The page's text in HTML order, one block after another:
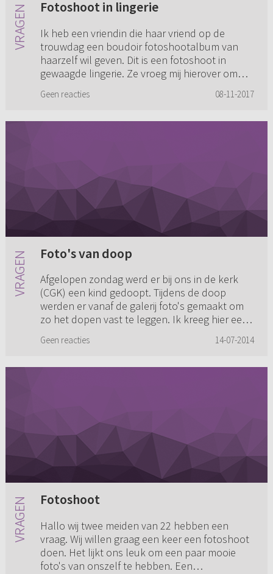
Fotoshoot in lingerie
Ik heb een vriendin die haar vriend op de
trouwdag een boudoir fotoshootalbum van
haarzelf wil geven. Dit is een fotoshoot in
gewaagde lingerie. Ze vroeg mij hierover om
Geen reacties 08-11-2017
Foto's van doop
Afgelopen zondag werd er bij ons in de kerk
(CGK) een kind gedoopt. Tijdens de doop
werden er vanaf de galerij foto's gemaakt om
zo het dopen vast te leggen. Ik kreeg hier een
Geen reacties 14-07-2014
Fotoshoot
Hallo wij twee meiden van 22 hebben een
vraag. Wij willen graag een keer een fotoshoot
doen. Het lijkt ons leuk om een paar mooie
foto's van onszelf te hebben. Een